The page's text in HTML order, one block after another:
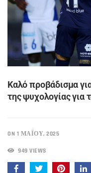
Καλό προβάδισμα
της ψυχολογίας για
ON 1 ΜΑΪ́ΟΥ, 2025
949 VIEWS